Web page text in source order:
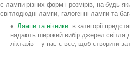
є лампи різних форм і розмірів, на будь-
світлодіодні лампи, галогенні лампи та
Лампи та нічники: в категорії
надають широкий вибір джерел світла
ліхтарів – у нас є все, щоб створити